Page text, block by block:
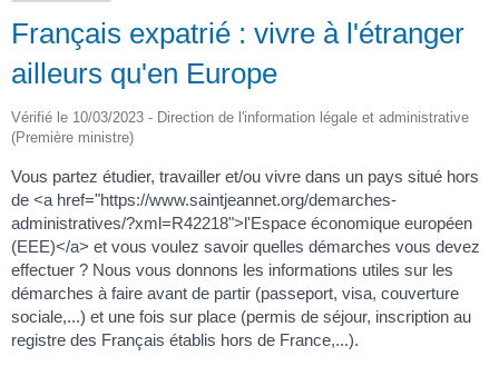
Français expatrié : vivre à l'étranger
ailleurs qu'en Europe
Vérifié le 10/03/2023 - Direction de l'information légale et administrative
(Première ministre)
Vous partez étudier, travailler et/ou vivre dans un pays situé hors
de <a href="https://www.saintjeannet.org/demarches-
administratives/?xml=R42218">l'Espace économique européen
(EEE)</a> et vous voulez savoir quelles démarches vous devez
effectuer ? Nous vous donnons les informations utiles sur les
démarches à faire avant de partir (passeport, visa, couverture
sociale,...) et une fois sur place (permis de séjour, inscription au
registre des Français établis hors de France,...).